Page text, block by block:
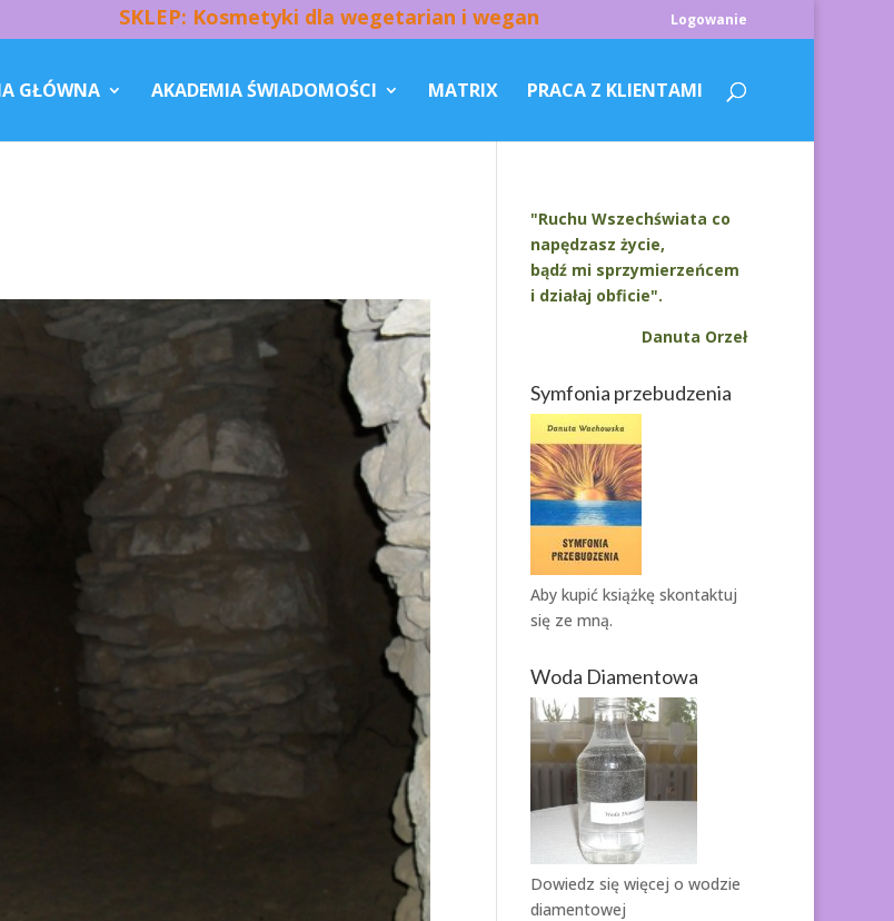
SKLEP: Kosmetyki dla wegetarian i wegan Logowanie
GŁÓWNA AKADEMIA ŚWIADOMOŚCI MATRIX PRACA Z KLIENTAMI
"Ruchu Wszechświata co
napędzasz życie,
bądź mi sprzymierzeńcem
i działaj obficie".
Danuta Orzeł
Symfonia przebudzenia
Aby kupić książkę skontaktuj
się ze mną.
Woda Diamentowa
Dowiedz się więcej o wodzie
diamentowej